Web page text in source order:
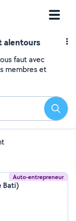
alentours
faut avec
membres et
Auto-entrepreneur
Bati)